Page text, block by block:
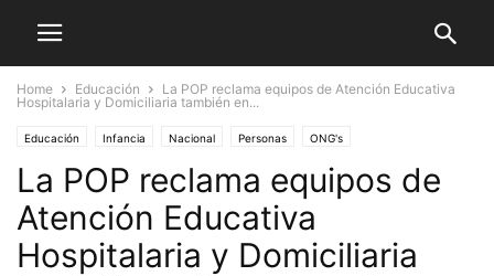
Home Educación
La POP reclama equipos de Atención Educativa
Hospitalaria y Domiciliaria también en...
Educación Infancia Nacional Personas ONG's
La POP reclama equipos de
Atención Educativa
Hospitalaria y Domiciliaria